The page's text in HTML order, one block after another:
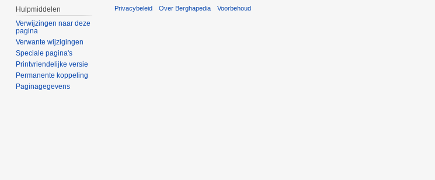
Hulpmiddelen
Verwijzingen naar deze
pagina
Verwante wijzigingen
Speciale pagina's
Printvriendelijke versie
Permanente koppeling
Paginagegevens
Privacybeleid Over Berghapedia Voorbehoud